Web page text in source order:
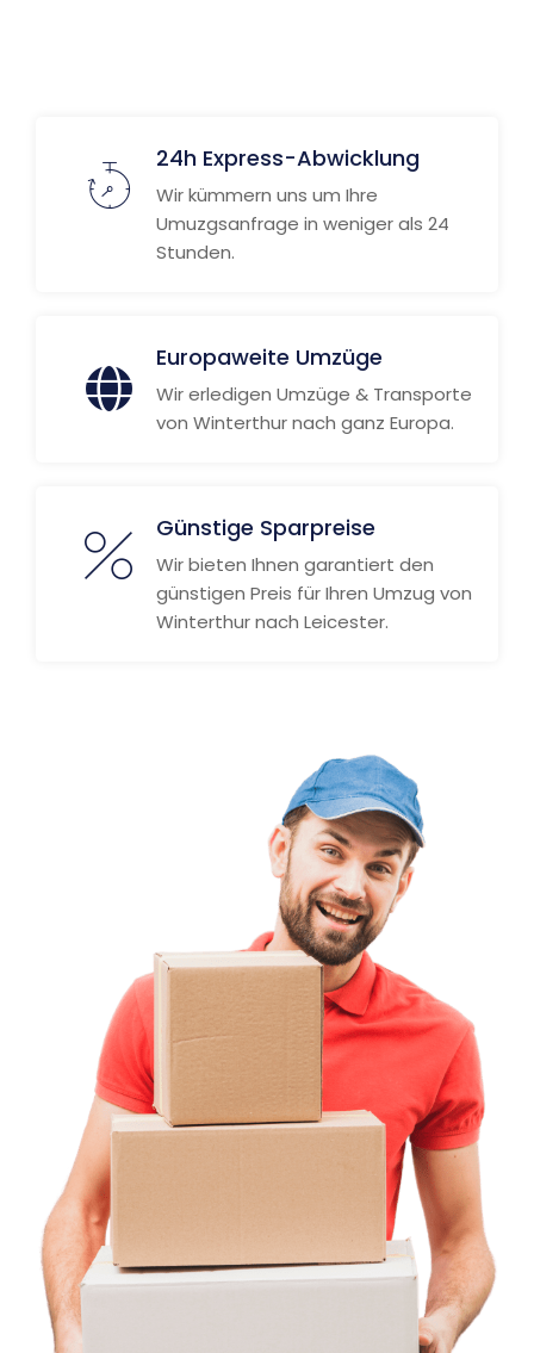
24h Express-Abwicklung
Wir kümmern uns um Ihre
Umuzgsanfrage in weniger als 24
Stunden.
Europaweite Umzüge
Wir erledigen Umzüge & Transporte
von Winterthur nach ganz Europa.
Günstige Sparpreise
Wir bieten Ihnen garantiert den
günstigen Preis für Ihren Umzug von
Winterthur nach Leicester.